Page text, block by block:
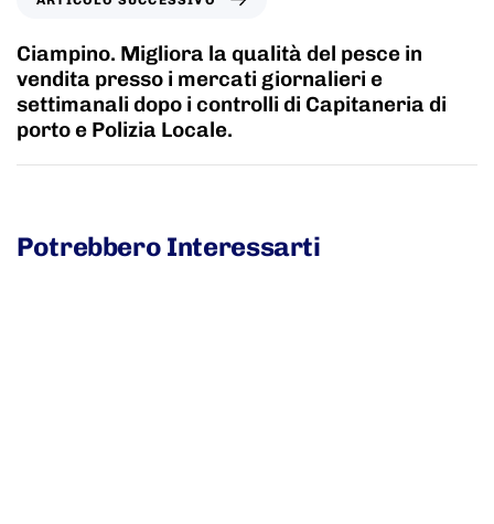
Ciampino. Migliora la qualità del pesce in
vendita presso i mercati giornalieri e
settimanali dopo i controlli di Capitaneria di
porto e Polizia Locale.
Potrebbero Interessarti